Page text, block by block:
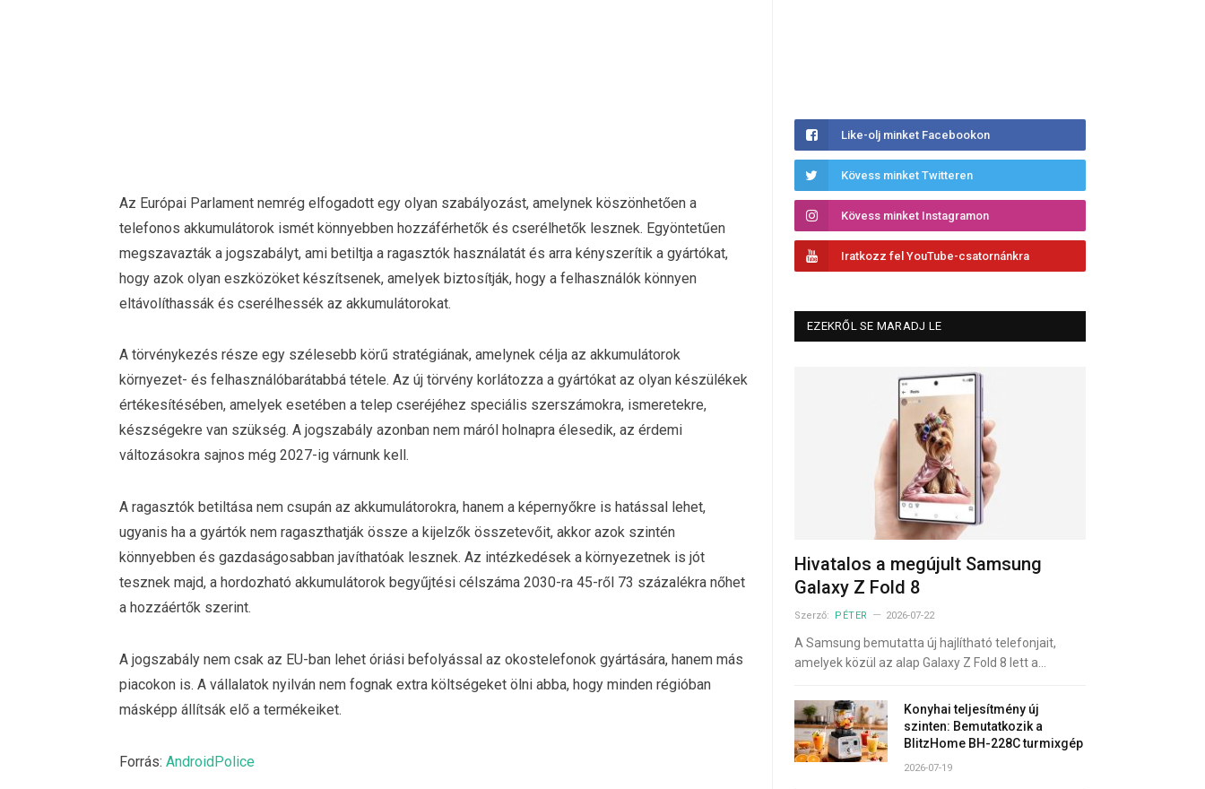
Az Európai Parlament nemrég elfogadott egy olyan szabályozást, amelynek köszönhetően a
telefonos akkumulátorok ismét könnyebben hozzáférhetők és cserélhetők lesznek. Egyöntetűen
megszavazták a jogszabályt, ami betiltja a ragasztók használatát és arra kényszerítik a gyártókat,
hogy azok olyan eszközöket készítsenek, amelyek biztosítják, hogy a felhasználók könnyen
eltávolíthassák és cserélhessék az akkumulátorokat.
A törvénykezés része egy szélesebb körű stratégiának, amelynek célja az akkumulátorok
környezet- és felhasználóbarátabbá tétele. Az új törvény korlátozza a gyártókat az olyan készülékek
értékesítésében, amelyek esetében a telep cseréjéhez speciális szerszámokra, ismeretekre,
készségekre van szükség. A jogszabály azonban nem máról holnapra élesedik, az érdemi
változásokra sajnos még 2027-ig várnunk kell.
A ragasztók betiltása nem csupán az akkumulátorokra, hanem a képernyőkre is hatással lehet,
ugyanis ha a gyártók nem ragaszthatják össze a kijelzők összetevőit, akkor azok szintén
könnyebben és gazdaságosabban javíthatóak lesznek. Az intézkedések a környezetnek is jót
tesznek majd, a hordozható akkumulátorok begyűjtési célszáma 2030-ra 45-ről 73 százalékra nőhet
a hozzáértők szerint.
A jogszabály nem csak az EU-ban lehet óriási befolyással az okostelefonok gyártására, hanem más
piacokon is. A vállalatok nyilván nem fognak extra költségeket ölni abba, hogy minden régióban
másképp állítsák elő a termékeiket.
Forrás: AndroidPolice
Like-olj minket Facebookon
Kövess minket Twitteren
Kövess minket Instagramon
Iratkozz fel YouTube-csatornánkra
EZEKRŐL SE MARADJ LE
Hivatalos a megújult Samsung
Galaxy Z Fold 8
Szerző: PÉTER 2026-07-22
A Samsung bemutatta új hajlítható telefonjait,
amelyek közül az alap Galaxy Z Fold 8 lett a…
Konyhai teljesítmény új
szinten: Bemutatkozik a
BlitzHome BH-228C turmixgép
2026-07-19